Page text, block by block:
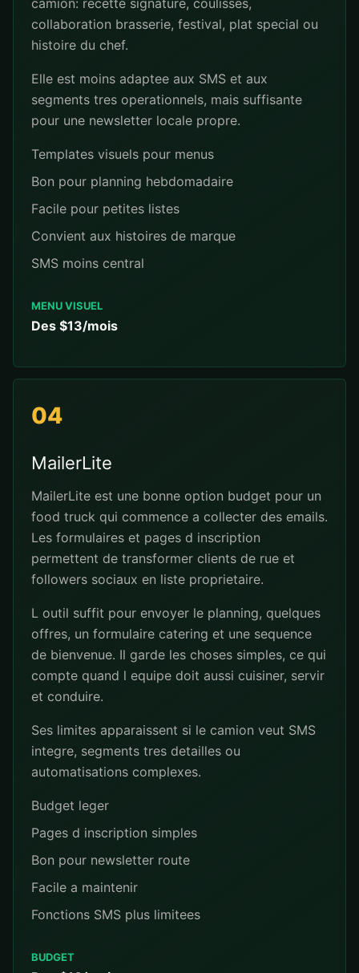
camion: recette signature, coulisses,
collaboration brasserie, festival, plat special ou
histoire du chef.
Elle est moins adaptee aux SMS et aux
segments tres operationnels, mais suffisante
pour une newsletter locale propre.
Templates visuels pour menus
Bon pour planning hebdomadaire
Facile pour petites listes
Convient aux histoires de marque
SMS moins central
MENU VISUEL
Des $13/mois
04
MailerLite
MailerLite est une bonne option budget pour un
food truck qui commence a collecter des emails.
Les formulaires et pages d inscription
permettent de transformer clients de rue et
followers sociaux en liste proprietaire.
L outil suffit pour envoyer le planning, quelques
offres, un formulaire catering et une sequence
de bienvenue. Il garde les choses simples, ce qui
compte quand l equipe doit aussi cuisiner, servir
et conduire.
Ses limites apparaissent si le camion veut SMS
integre, segments tres detailles ou
automatisations complexes.
Budget leger
Pages d inscription simples
Bon pour newsletter route
Facile a maintenir
Fonctions SMS plus limitees
BUDGET